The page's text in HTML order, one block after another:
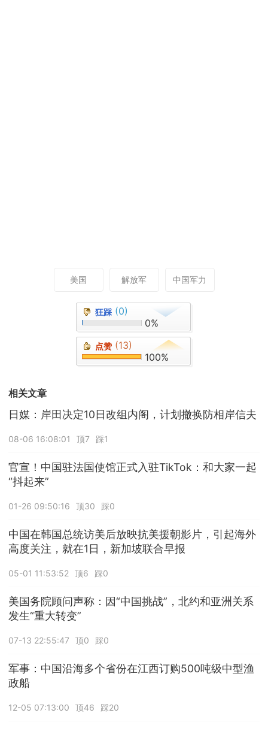
美国 解放军 中国军力
狂踩 (0)
0%
点赞 (13)
100%
相关文章
日媒：岸田决定10日改组内阁，计划撤换防相岸信夫
08-06 16:08:01 顶7 踩1
官宣！中国驻法国使馆正式入驻TikTok：和大家一起
“抖起来”
01-26 09:50:16 顶30 踩0
中国在韩国总统访美后放映抗美援朝影片，引起海外
高度关注，就在1日，新加坡联合早报
05-01 11:53:52 顶6 踩0
美国务院顾问声称：因“中国挑战”，北约和亚洲关系
发生“重大转变”
07-13 22:55:47 顶0 踩0
军事：中国沿海多个省份在江西订购500吨级中型渔
政船
12-05 07:13:00 顶46 踩20